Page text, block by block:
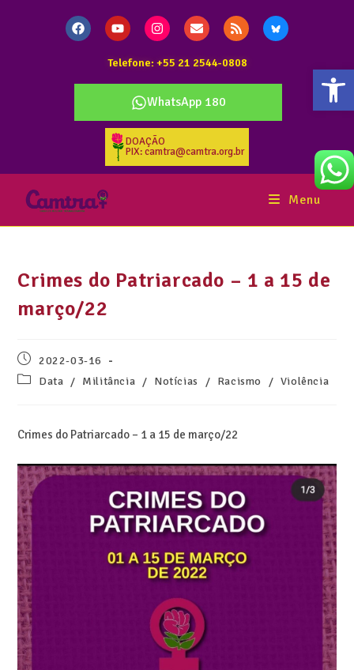
Telefone: +55 21 2544-0808
WhatsApp 180
DOAÇÃO
PIX: camtra@camtra.org.br
Menu
Crimes do Patriarcado – 1 a 15 de
março/22
2022-03-16
Data / Militância / Notícias / Racismo / Violência
Crimes do Patriarcado – 1 a 15 de março/22